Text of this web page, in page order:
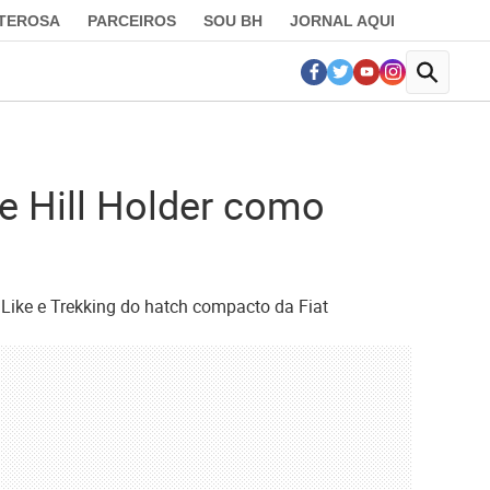
PARCEIROS SOU BH JORNAL AQUI
Hill Holder como
e Trekking do hatch compacto da Fiat